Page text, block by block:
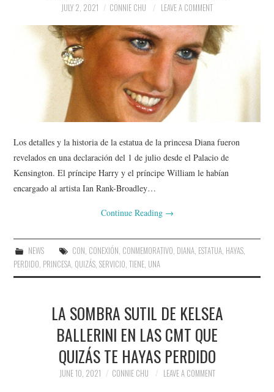
JULY 2, 2021 CONNIE CHU LEAVE A COMMENT
Los detalles y la historia de la estatua de la princesa Diana fueron
revelados en una declaración del 1 de julio desde el Palacio de
Kensington. El príncipe Harry y el príncipe William le habían
encargado al artista Ian Rank-Broadley…
Continue Reading →
NEWS CON, CONEXIÓN, CONMEMORATIVO, DIANA, ESTATUA, HAYAS,
PERDIDO, PRINCESA, QUIZÁS,SERVICIO,TIENE, UNA
LA SOMBRA SUTIL DE KELSEA
BALLERINI EN LAS CMT QUE
QUIZÁS TE HAYAS PERDIDO
JUNE 10, 2021 CONNIE CHU LEAVE A COMMENT